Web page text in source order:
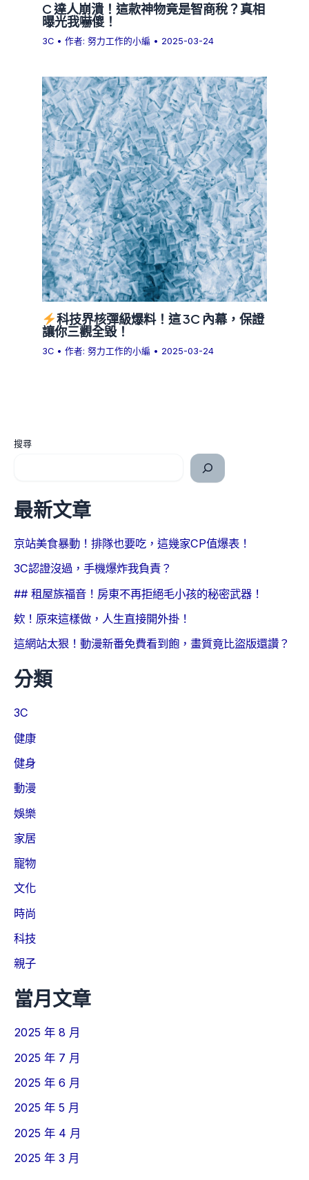
C 達人崩潰！這款神物竟是智商稅？真相
曝光我嚇傻！
3C • 作者:努力工作的小編 • 2025-03-24
科技界核彈級爆料！這 3C 內幕，保證
讓你三觀全毀！
3C • 作者:努力工作的小編 • 2025-03-24
搜尋
最新文章
京站美食暴動！排隊也要吃，這幾家CP值爆表！
3C認證沒過，手機爆炸我負責？
## 租屋族福音！房東不再拒絕毛小孩的秘密武器！
欸！原來這樣做，人生直接開外掛！
這網站太狠！動漫新番免費看到飽，畫質竟比盜版還讚？
分類
3C
健康
健身
動漫
娛樂
家居
寵物
文化
時尚
科技
親子
當月文章
2025 年 8 月
2025 年 7 月
2025 年 6 月
2025 年 5 月
2025 年 4 月
2025 年 3 月